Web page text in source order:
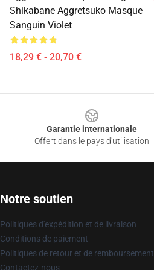
Shikabane Aggretsuko Masque
Sanguin Violet
18,29 € - 20,70 €
Garantie internationale
Offert dans le pays d'utilisation
Notre soutien
Politiques d'expédition et de livraison
Conditions de paiement
Politiques de retour et de remboursement
Contactez-nous